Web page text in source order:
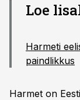
Loe
Harmeti
paindlikkus
Harmet on